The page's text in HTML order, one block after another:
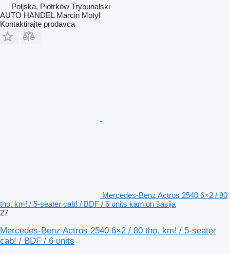
Poljska, Piotrków Trybunalski
AUTO HANDEL Marcin Motyl
Kontaktirajte prodavca
Mercedes-Benz Actros 2540 6×2 / 80
tho. km! / 5-seater cab! / BDF / 6 units kamion šasija
27
Mercedes-Benz Actros 2540 6×2 / 80 tho. km! / 5-seater
cab! / BDF / 6 units